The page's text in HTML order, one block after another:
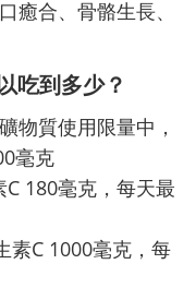
癒合、骨骼生長、
吃到多少？
物質使用限量中，
毫克
C 180毫克，每天最
素C 1000毫克，每